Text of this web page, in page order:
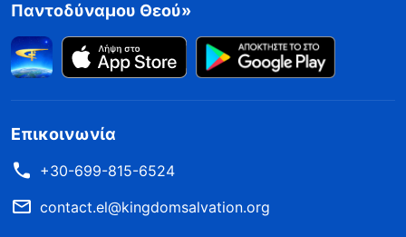
Παντοδύναμου Θεού»
Επικοινωνία
+30-699-815-6524
contact.el@kingdomsalvation.org